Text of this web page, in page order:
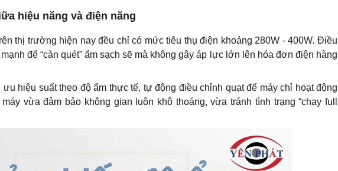
hiệu năng và điện năng
thị trường hiện nay đều chỉ có mức tiêu thụ điện khoảng 280W - 400W. Điều
để “càn quét” ẩm sạch sẽ mà không gây áp lực lớn lên hóa đơn điện hàng
hiệu suất theo độ ẩm thực tế, tự động điều chỉnh quạt để máy chỉ hoạt động
vừa đảm bảo không gian luôn khô thoáng, vừa tránh tình trạng “chạy full